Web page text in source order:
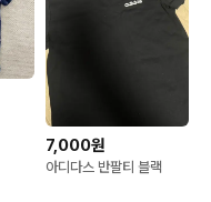
7,000원
아디다스 반팔티 블랙